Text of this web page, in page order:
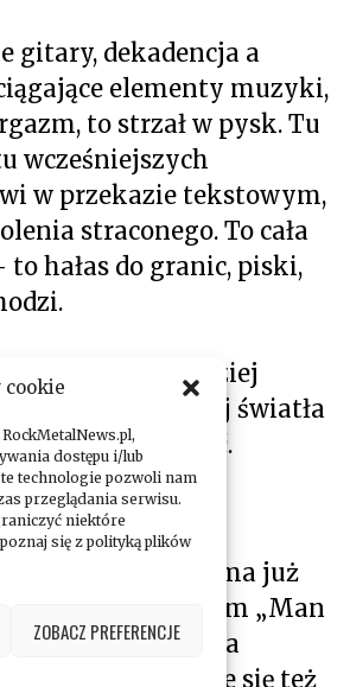
cookie
dostępu i/lub
technologie pozwoli nam
przeglądania serwisu.
niektóre
się z polityką plików
ZOBACZ PREFERENCJE
gitary, dekadencja a
elementy muzyki,
to strzał w pysk. Tu
wcześniejszych
w przekazie tekstowym,
straconego. To cała
hałas do granic, piski,
– najbardziej
jest najmniej światła
chciałem zaprosić.
Alice in Chains ma już
z kultowym „Man
Dave Jerdena
krążku znajduje się też